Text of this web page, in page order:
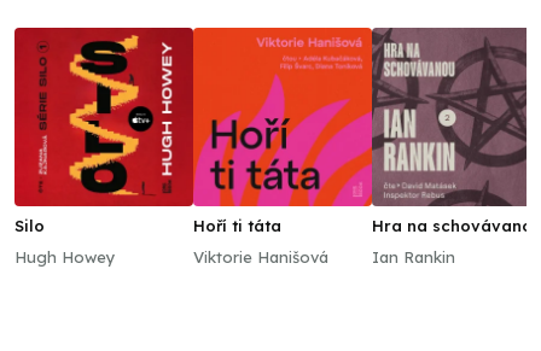
Silo
Hugh Howey
Hoří ti táta
Viktorie Hanišová
Hra na schovávanou
Ian Rankin